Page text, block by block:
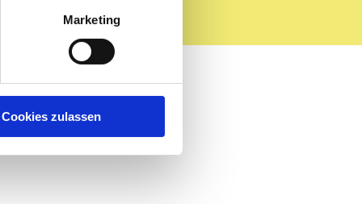
Marketing
Cookies zulassen